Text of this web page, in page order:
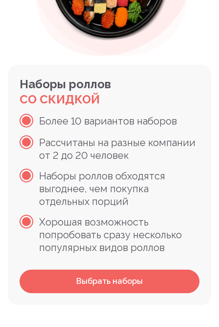
Наборы роллов
СО СКИДКОЙ
Более 10 вариантов наборов
Рассчитаны на разные компании
от 2 до 20 человек
Наборы роллов обходятся
выгоднее, чем покупка
отдельных порций
Хорошая возможность
попробовать сразу несколько
популярных видов роллов
Выбрать наборы